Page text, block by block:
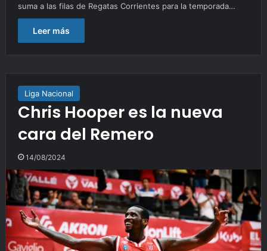
suma a las filas de Regatas Corrientes para la temporada…
Leer más
Liga Nacional
Chris Hooper es la nueva
cara del Remero
14/08/2024